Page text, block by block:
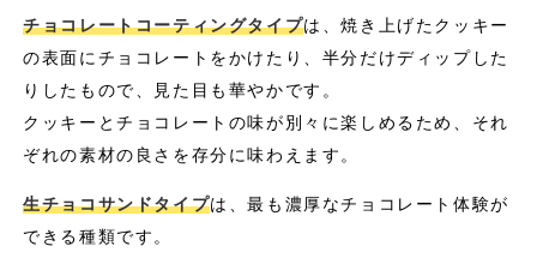
チョコレートコーティングタイプは、焼き上げたクッキー
の表面にチョコレートをかけたり、半分だけディップした
りしたもので、見た目も華やかです。
クッキーとチョコレートの味が別々に楽しめるため、それ
ぞれの素材の良さを存分に味わえます。
生チョコサンドタイプは、最も濃厚なチョコレート体験が
できる種類です。